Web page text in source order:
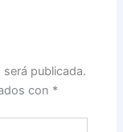
publicada.
con *